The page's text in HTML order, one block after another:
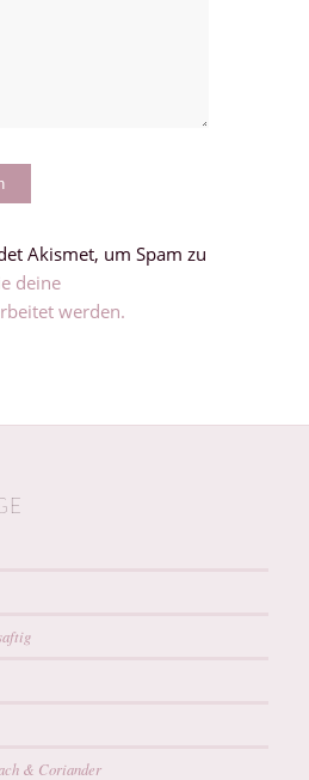
Akismet, um Spam zu
deine
werden.
& Coriander